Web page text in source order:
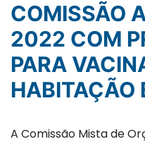
COMISSÃO APROVA LDO
2022 COM
PARA
HABITAÇÃO
A Comissão Mista de